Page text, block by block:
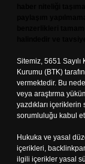
Sitemiz, 5651
Kurumu (BTK)
vermektedir. Bu
veya araştırma
yazdıkları
sorumluluğu kabul
Hukuka ve yasal
içerikleri,
ilgili içerikler yasal